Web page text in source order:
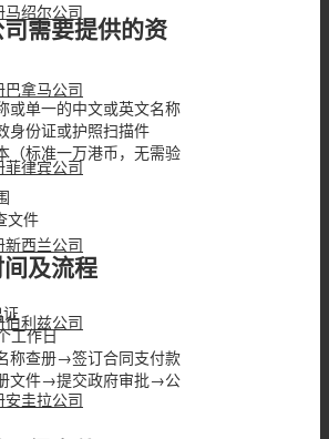
马绍尔公司
巴拿马公司
菲律宾公司
新西兰公司
伯利兹公司
安圭拉公司
需要提供的资
或单一的中文或英文名称
身份证或护照扫描件
（标准一万港币，无需验
文件
及流程
工作日
称查册→签订合同支付款
文件→提交政府审批→公